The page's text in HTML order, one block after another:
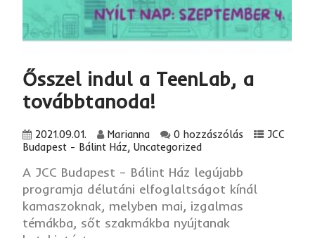
Ősszel indul a TeenLab, a
továbbtanoda!
2021.09.01. Marianna 0 hozzászólás
JCC
Budapest - Bálint Ház,Uncategorized
A JCC Budapest – Bálint Ház legújabb
programja délutáni elfoglaltságot kínál
kamaszoknak, melyben mai, izgalmas
témákba, sőt szakmákba nyújtanak